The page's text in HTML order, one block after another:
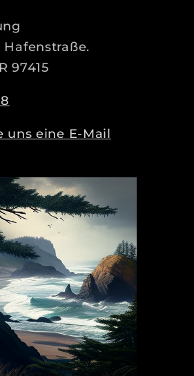
Hafenstraße.
97415
uns eine E-Mail